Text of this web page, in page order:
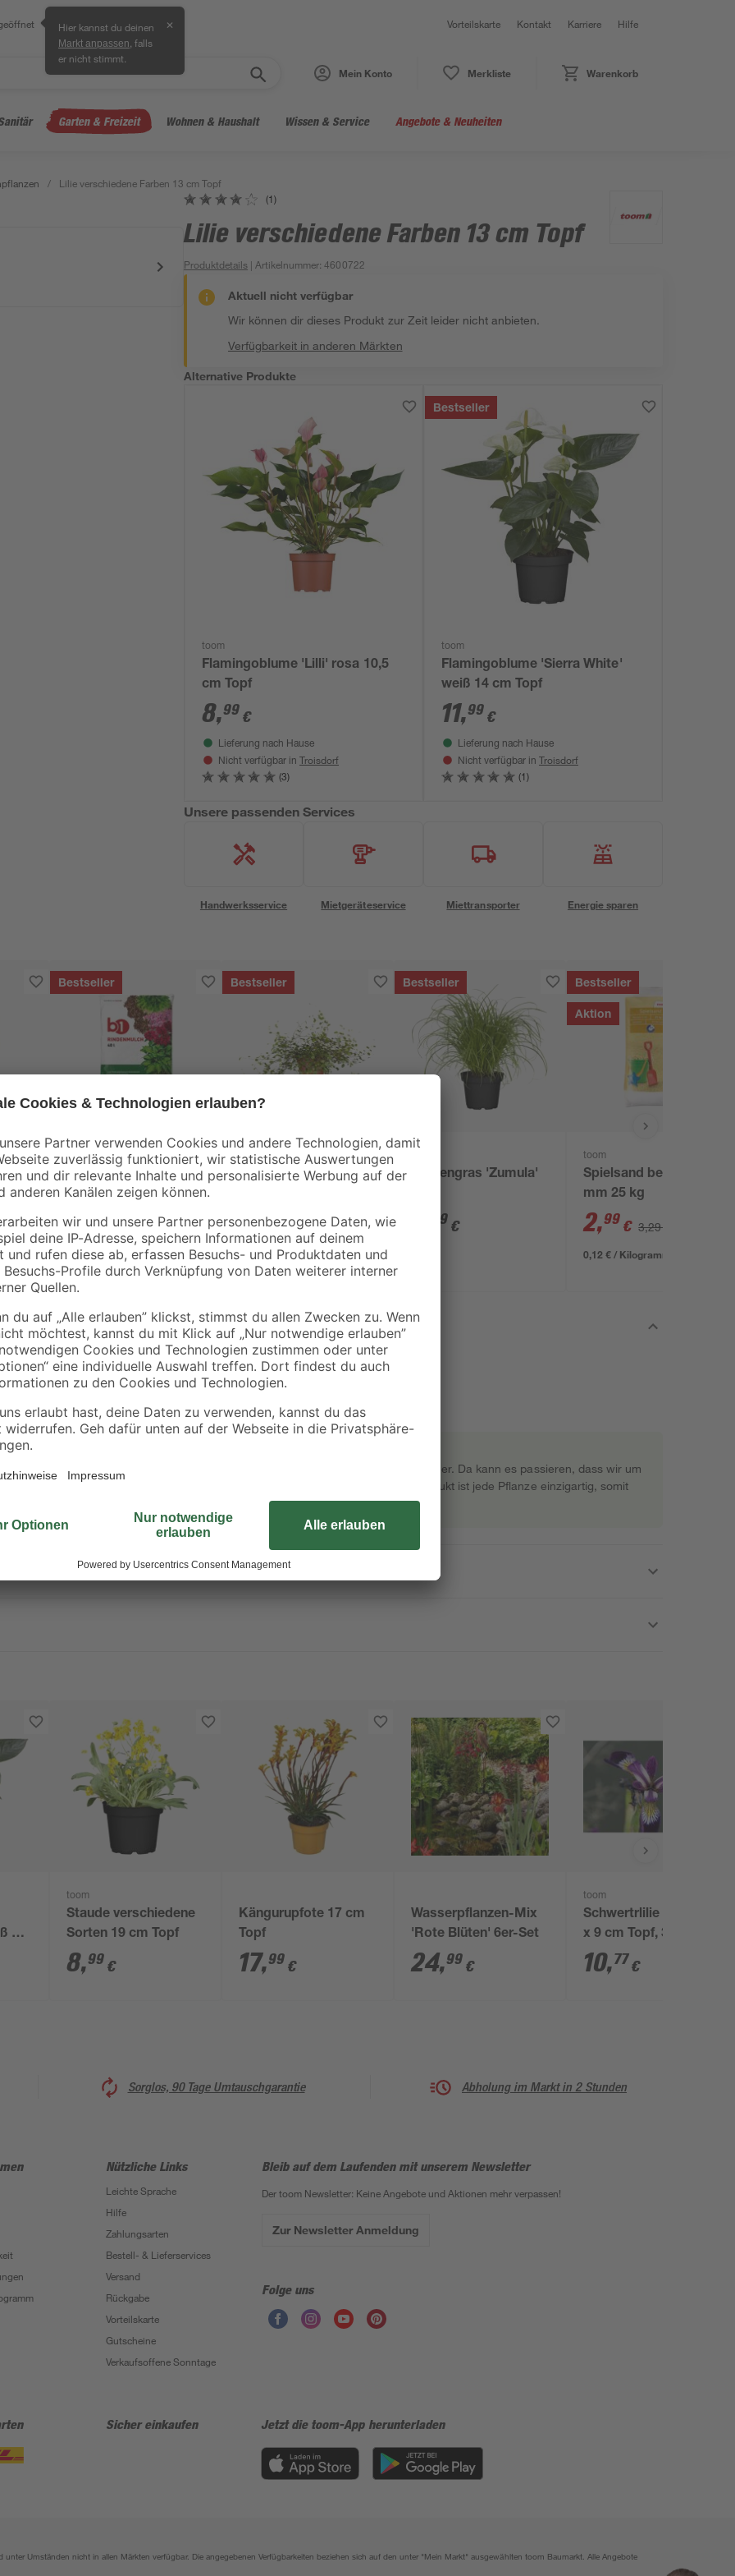
Hier kannst du deinen
Markt anpassen , falls
er nicht stimmt.
✕ Vorteilskarte Kontakt Karriere Hilfe
Mein Konto Merkliste Warenkorb
Garten & Freizeit Wohnen & Haushalt Wissen & Service Angebote & Neuheiten
/ Lilie verschiedene Farben 13 cm Topf
(1)
Lilie verschiedene Farben 13 cm Topf
Produktdetails | Artikelnummer:4600722
Aktuell nicht verfügbar
Wir können dir dieses Produkt zur Zeit leider nicht anbieten.
Verfügbarkeit in anderen Märkten
Alternative Produkte
toom
Flamingoblume 'Lilli' rosa 10,5
cm Topf
8,99 €
Lieferung nach Hause
Nicht verfügbar in Troisdorf
(3)
Bestseller
toom
Flamingoblume 'Sierra White'
weiß 14 cm Topf
11,99 €
Lieferung nach Hause
Nicht verfügbar in Troisdorf
(1)
Unsere passenden Services
Handwerksservice Mietgeräteservice Miettransporter Energie sparen
Bestseller
B1
Rindenmulch 0-40
mm 40 l
3,99€
0,10 € / Liter
Bestseller
toom
Neuseeländischer
2,79€
Bestseller
Katzengras 'Zumula'
99 €
Bestseller
Aktion
toom
Spielsand beige 0-2
mm 25 kg
2,99 € 3,29 €
0,12 € / Kilogramm
Deswegen ordern wir deine Pflanze erst nach der Bestellung direkt beim Gärtner. Da kann es passieren, dass wir um
So kannst du dich über eine frische und gesunde Pflanze freuen! Als Naturprodukt ist jede Pflanze einzigartig, somit
14
toom
Staude verschiedene
Sorten 19 cm Topf
8,99 €
Kängurupfote 17 cm
Topf
17,99 €
Wasserpflanzen-Mix
'Rote Blüten' 6er-Set
24,99 €
toom
Schwertrlilie 'Blau', 9
x 9 cm Topf, 3er-Set
10,77€
Sorglos, 90 Tage Umtauschgarantie Abholung im Markt in 2 Stunden
Nützliche Links
Leichte Sprache
Hilfe
Zahlungsarten
Bestell- & Lieferservices
Versand
Rückgabe
Vorteilskarte
Gutscheine
Verkaufsoffene Sonntage
Bleib auf dem Laufenden mit unserem Newsletter
Der toom Newsletter: Keine Angebote und Aktionen mehr verpassen!
Zur Newsletter Anmeldung
Folge uns
Sicher einkaufen Jetzt die toom-App herunterladen
Umständen nicht in allen Märkten verfügbar. Die angegebenen Verfügbarkeiten beziehen sich auf den unter "Mein Markt" ausgewählten toom Baumarkt. Alle Angebote